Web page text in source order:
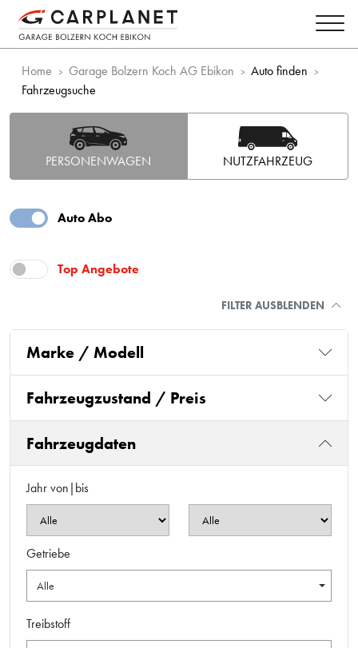
Home Garage Bolzern Koch AG Ebikon
Auto finden
Fahrzeugsuche
PERSONENWAGEN NUTZFAHRZEUG
Auto Abo
Top Angebote
FILTER AUSBLENDEN
Marke / Modell
Fahrzeugzustand / Preis
Fahrzeugdaten
Jahr von|bis
Getriebe
Alle
Treibstoff